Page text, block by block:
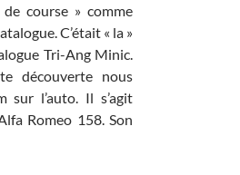
course » comme
C’était « la »
Tri-Ang Minic.
découverte nous
sur l’auto. Il s’agit
Romeo 158. Son